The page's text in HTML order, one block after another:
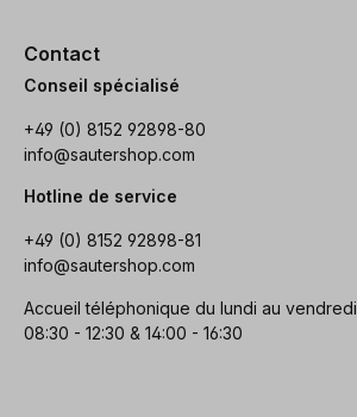
Contact
Conseil spécialisé
+49 (0) 8152 92898-80
info@sautershop.com
Hotline de service
+49 (0) 8152 92898-81
info@sautershop.com
Accueil téléphonique du lundi au vendredi
08:30 - 12:30 & 14:00 - 16:30